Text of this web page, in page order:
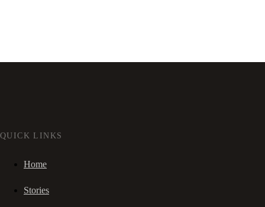
QUICK LINKS
Home
Stories